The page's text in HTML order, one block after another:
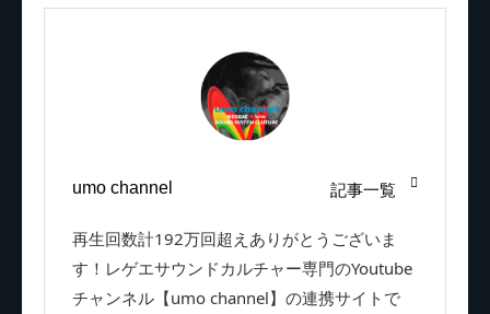
umo channel 記事一覧
再生回数計192万回超えありがとうございま
す！レゲエサウンドカルチャー専門のYoutube
チャンネル【umo channel】の連携サイトで